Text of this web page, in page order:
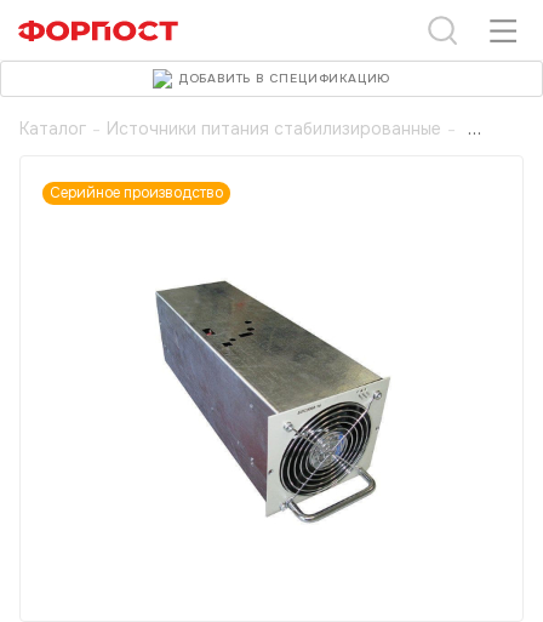
Каталог - Источники питания стабилизированные -
Серийное производство
ДОБАВИТЬ В СПЕЦИФИКАЦИЮ